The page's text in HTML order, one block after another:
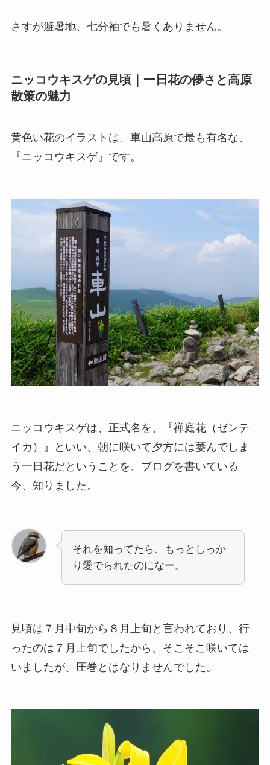
さすが避暑地、七分袖でも暑くありません。
ニッコウキスゲの見頃｜一日花の儚さと高原
散策の魅力
黄色い花のイラストは、車山高原で最も有名な、
『ニッコウキスゲ』です。
ニッコウキスゲは、正式名を、『禅庭花（ゼンテ
イカ）』といい、朝に咲いて夕方には萎んでしま
う一日花だということを、ブログを書いている
今、知りました。
それを知ってたら、もっとしっか
り愛でられたのになー。
見頃は７月中旬から８月上旬と言われており、行
ったのは７月上旬でしたから、そこそこ咲いては
いましたが、圧巻とはなりませんでした。